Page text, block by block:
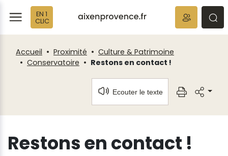
EN 1
CLIC
Accueil Proximité
Culture & Patrimoine
Conservatoire
Restons en contact !
Ecouter le texte
Restons en contact !
Fenêtre
de
chat
Panneau de gestion des cookies